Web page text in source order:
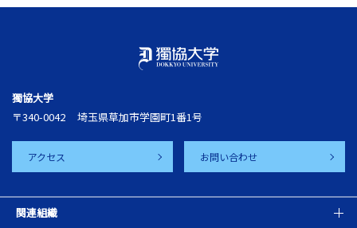
獨協大学
〒340-0042
埼玉県草加市学園町1番1号
アクセス お問い合わせ
関連組織